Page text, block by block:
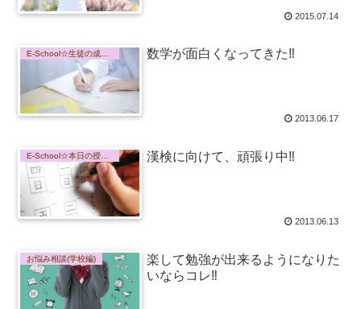
2015.07.14
数学が面白くなってきた‼
2013.06.17
E-School☆本日の授業内容 漢検に向けて、頑張り中‼
2013.06.13
お悩み相談(学校編)
楽して勉強が出来るようになりた
いならコレ‼